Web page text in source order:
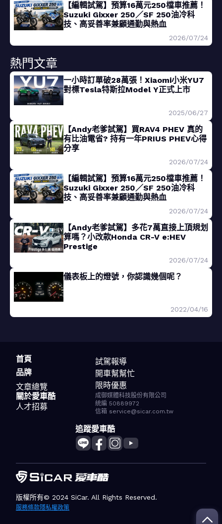
【編輯試駕】預算16萬元250檔車推薦！
Suzuki Gixxer 250／SF 250油冷科
技、高妥善率兼顧通勤與熱血
2026/07/24
熱門文章
一小時訂單破28萬張！Xiaomi小米YU7
對標Tesla特斯拉Model Y正式上市
2025/06/27
【Andy老爹試駕】買RAV4 PHEV 真的
有比油電省? 持有一年PRIUS PHEV心得
分享
2026/07/24
【編輯試駕】預算16萬元250檔車推薦！
Suzuki Gixxer 250／SF 250油冷科
技、高妥善率兼顧通勤與熱血
2026/07/24
【Andy老爹試駕】多花7萬直接上頂規划
算嗎？小改款Honda CR-V e:HEV
Prestige
2026/07/24
儀表板上的燈號，你認識幾個呢？
2022/04/16
首頁
品牌
文章總覽
試駕報導
開車幫幫忙
限時優惠
關於愛車酷
人才招募
成御媒體科技股份有限公司
統編 50889972
信箱 service@sicar.com.tw
追蹤愛車酷
版權所有© 2024 SiCar. All Rights Reserved.
服務條款隱私權政策